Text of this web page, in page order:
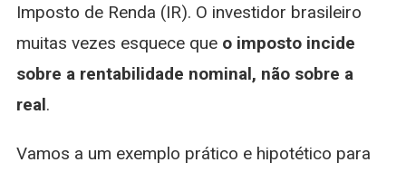
Imposto de Renda (IR). O investidor brasileiro
muitas vezes esquece que o imposto incide
sobre a rentabilidade nominal, não sobre a
real.
Vamos a um exemplo prático e hipotético para